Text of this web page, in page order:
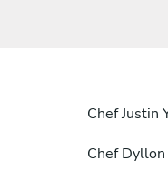
ChefJustin
Chef Dyllon